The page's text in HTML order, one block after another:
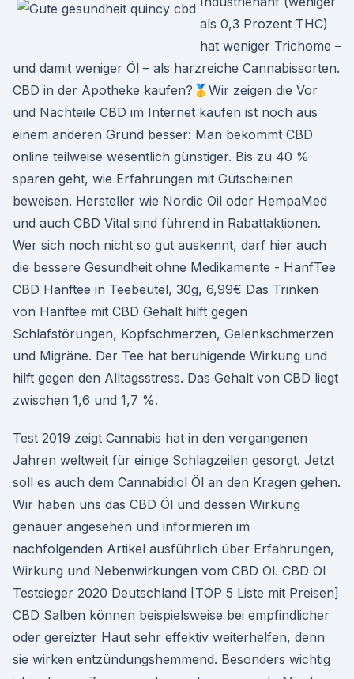
als 0,3 Prozent THC)
hat weniger Trichome –
und damit weniger Öl – als harzreiche Cannabissorten.
CBD in der Apotheke kaufen?🥇Wir zeigen die Vor
und Nachteile CBD im Internet kaufen ist noch aus
einem anderen Grund besser: Man bekommt CBD
online teilweise wesentlich günstiger. Bis zu 40 %
sparen geht, wie Erfahrungen mit Gutscheinen
beweisen. Hersteller wie Nordic Oil oder HempaMed
und auch CBD Vital sind führend in Rabattaktionen.
Wer sich noch nicht so gut auskennt, darf hier auch
die bessere Gesundheit ohne Medikamente - HanfTee
CBD Hanftee in Teebeutel, 30g, 6,99€ Das Trinken
von Hanftee mit CBD Gehalt hilft gegen
Schlafstörungen, Kopfschmerzen, Gelenkschmerzen
und Migräne. Der Tee hat beruhigende Wirkung und
hilft gegen den Alltagsstress. Das Gehalt von CBD liegt
zwischen 1,6 und 1,7 %.
Test 2019 zeigt Cannabis hat in den vergangenen
Jahren weltweit für einige Schlagzeilen gesorgt. Jetzt
soll es auch dem Cannabidiol Öl an den Kragen gehen.
Wir haben uns das CBD Öl und dessen Wirkung
genauer angesehen und informieren im
nachfolgenden Artikel ausführlich über Erfahrungen,
Wirkung und Nebenwirkungen vom CBD Öl. CBD Öl
Testsieger 2020 Deutschland [TOP 5 Liste mit Preisen]
CBD Salben können beispielsweise bei empfindlicher
oder gereizter Haut sehr effektiv weiterhelfen, denn
sie wirken entzündungshemmend. Besonders wichtig